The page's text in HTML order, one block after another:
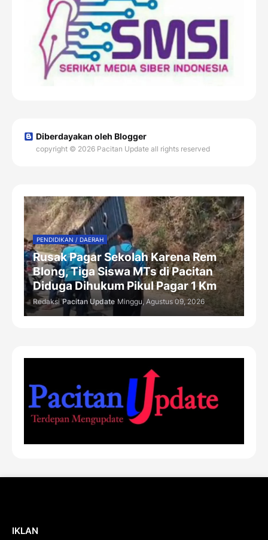
Diberdayakan oleh Blogger
copyright © 2026 Pacitan Update all rights reserved
PENDIDIKAN / DAERAH
Rusak Pagar Sekolah Karena Rem
Blong, Tiga Siswa MTs di Pacitan
Diduga Dihukum Pikul Pagar 1 Km
Redaksi Pacitan Update Minggu, Agustus 09, 2026
IKLAN